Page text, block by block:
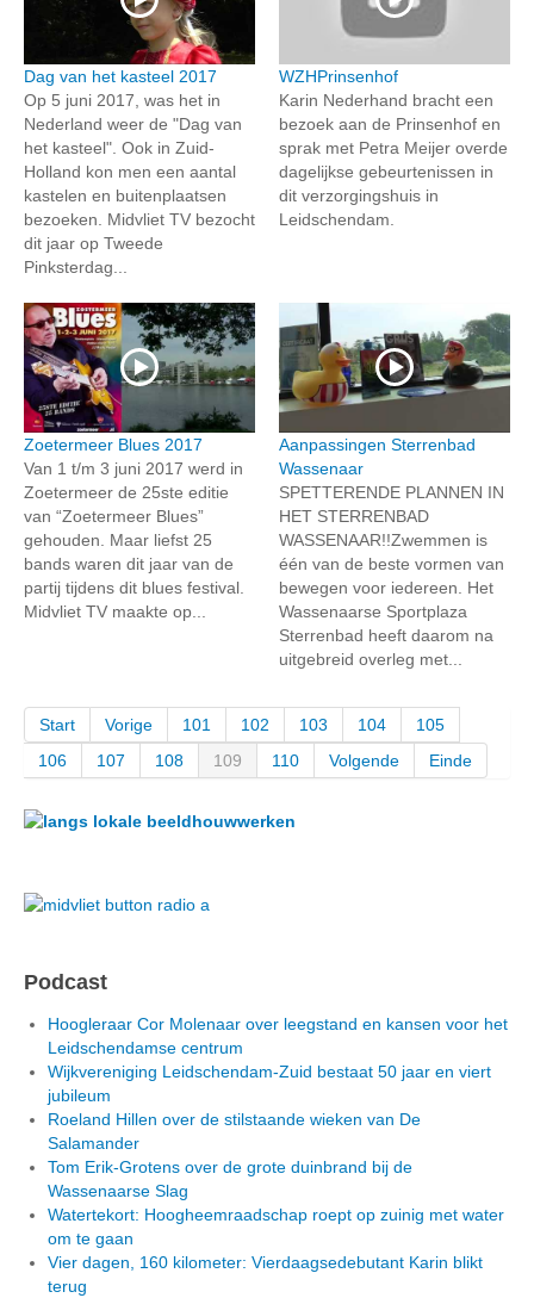
Dag van het kasteel 2017
Op 5 juni 2017, was het in
Nederland weer de "Dag van
het kasteel". Ook in Zuid-
Holland kon men een aantal
kastelen en buitenplaatsen
bezoeken. Midvliet TV bezocht
dit jaar op Tweede
Pinksterdag...
WZHPrinsenhof
Karin Nederhand bracht een
bezoek aan de Prinsenhof en
sprak met Petra Meijer overde
dagelijkse gebeurtenissen in
dit verzorgingshuis in
Leidschendam.
Zoetermeer Blues 2017
Van 1 t/m 3 juni 2017 werd in
Zoetermeer de 25ste editie
van “Zoetermeer Blues”
gehouden. Maar liefst 25
bands waren dit jaar van de
partij tijdens dit blues festival.
Midvliet TV maakte op...
Aanpassingen Sterrenbad
Wassenaar
SPETTERENDE PLANNEN IN
HET STERRENBAD
WASSENAAR!!Zwemmen is
één van de beste vormen van
bewegen voor iedereen. Het
Wassenaarse Sportplaza
Sterrenbad heeft daarom na
uitgebreid overleg met...
Start Vorige 101 102 103 104
105
106
107 108 109 110 Volgende Einde
Podcast
Hoogleraar Cor Molenaar over leegstand en kansen voor het
Leidschendamse centrum
Wijkvereniging Leidschendam-Zuid bestaat 50 jaar en viert
jubileum
Roeland Hillen over de stilstaande wieken van De
Salamander
Tom Erik-Grotens over de grote duinbrand bij de
Wassenaarse Slag
Watertekort: Hoogheemraadschap roept op zuinig met water
om te gaan
Vier dagen, 160 kilometer: Vierdaagsedebutant Karin blikt
terug